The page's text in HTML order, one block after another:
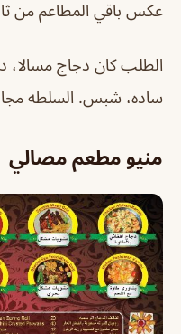
عكس باقي المطاعم من
الطلب كان دجاج مسالا،
ساده، شبس. السلطه
منيو مطعم مصالي